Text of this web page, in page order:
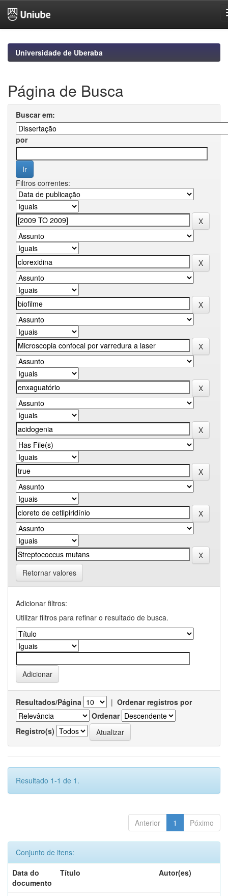
navigationUniversidade de Uberaba
Página de Busca
Buscar em:
por
Filtros correntes:
Retornar valores
Adicionar filtros:
Utilizar filtros para refinar o resultado de busca.
Resultados/Página | Ordenar registros por
Ordenar
Registro(s)
Resultado 1-1 de 1.
Anterior 1 Póximo
Conjunto de itens:
Data do
documento
Título Autor(es)